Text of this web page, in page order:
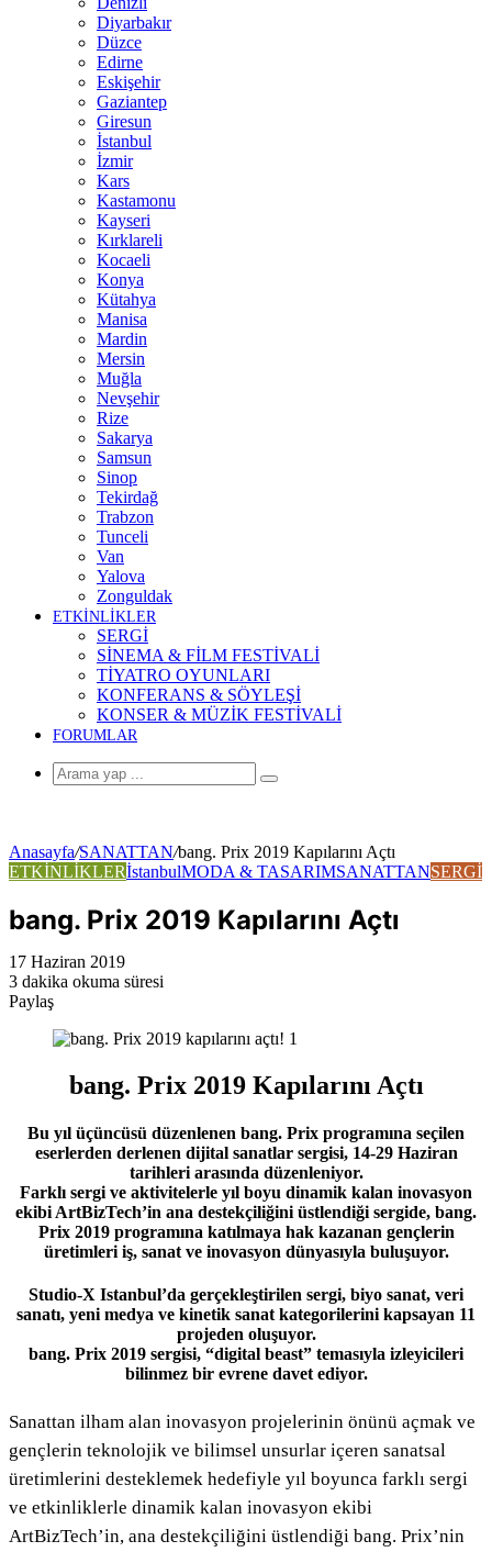
Diyarbakır
Düzce
Edirne
Eskişehir
Gaziantep
Giresun
İstanbul
İzmir
Kars
Kastamonu
Kayseri
Kırklareli
Kocaeli
Konya
Kütahya
Manisa
Mardin
Mersin
Muğla
Nevşehir
Rize
Sakarya
Samsun
Sinop
Tekirdağ
Trabzon
Tunceli
Van
Yalova
Zonguldak
ETKİNLİKLER
SERGİ
SİNEMA & FİLM FESTİVALİ
TİYATRO OYUNLARI
KONFERANS & SÖYLEŞİ
KONSER & MÜZİK FESTİVALİ
FORUMLAR
Arama
Anasayfa/SANATTAN/bang. Prix 2019 Kapılarını Açtı
ETKİNLİKLERİstanbulMODA & TASARIMSANATTANSERGİ
bang. Prix 2019 Kapılarını Açtı
17 Haziran 2019
3 dakika okuma süresi
Paylaş
bang. Prix 2019 Kapılarını Açtı
Bu yıl üçüncüsü düzenlenen bang. Prix programına seçilen
eserlerden derlenen dijital sanatlar sergisi, 14-29 Haziran
tarihleri arasında düzenleniyor.
Farklı sergi ve aktivitelerle yıl boyu dinamik kalan inovasyon
ekibi ArtBizTech’in ana destekçiliğini üstlendiği sergide, bang.
Prix 2019 programına katılmaya hak kazanan gençlerin
üretimleri iş, sanat ve inovasyon dünyasıyla buluşuyor.
Studio-X Istanbul’da gerçekleştirilen sergi, biyo sanat, veri
sanatı, yeni medya ve kinetik sanat kategorilerini kapsayan 11
projeden oluşuyor.
bang. Prix 2019 sergisi, “digital beast” temasıyla izleyicileri
bilinmez bir evrene davet ediyor.
Sanattan ilham alan inovasyon projelerinin önünü açmak ve
gençlerin teknolojik ve bilimsel unsurlar içeren sanatsal
üretimlerini desteklemek hedefiyle yıl boyunca farklı sergi
ve etkinliklerle dinamik kalan inovasyon ekibi
ArtBizTech’in, ana destekçiliğini üstlendiği bang. Prix’nin